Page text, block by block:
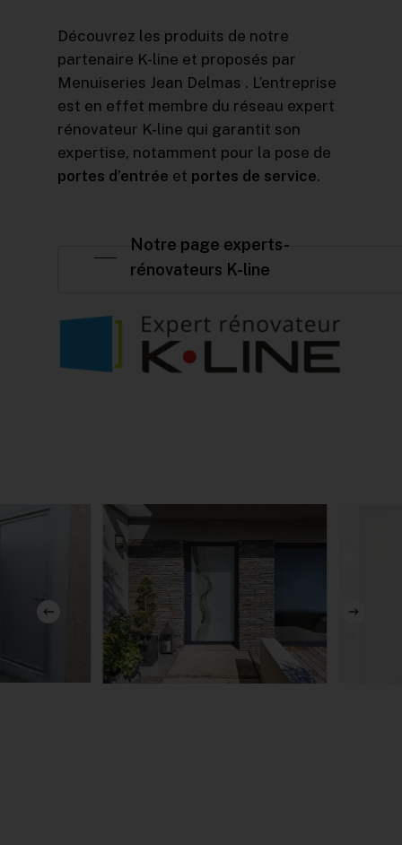
Découvrez les produits de notre
partenaire K-line et proposés par
Menuiseries Jean Delmas . L’entreprise
est en effet membre du réseau expert
rénovateur K-line qui garantit son
expertise, notamment pour la pose de
portes d’entrée et portes de service.
Notre page experts-
rénovateurs K-line